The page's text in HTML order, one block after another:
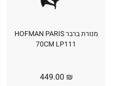
מנורת ברבר HOFMAN PARIS
70CM LP111
449.00 ₪